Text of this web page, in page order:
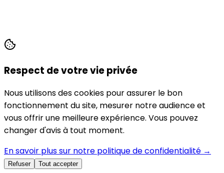
Respect de votre vie privée
Nous utilisons des cookies pour assurer le bon
fonctionnement du site, mesurer notre audience et
vous offrir une meilleure expérience. Vous pouvez
changer d'avis à tout moment.
En savoir plus sur notre politique de confidentialité →
Refuser Tout accepter